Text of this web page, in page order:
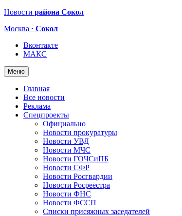
Новости района Сокол
Москва · Сокол
Вконтакте
МАКС
Меню
Главная
Все новости
Реклама
Спецпроекты
Официально
Новости прокуратуры
Новости УВД
Новости МЧС
Новости ГОЧСиПБ
Новости СФР
Новости Росгвардии
Новости Росреестра
Новости ФНС
Новости ФССП
Списки присяжных заседателей